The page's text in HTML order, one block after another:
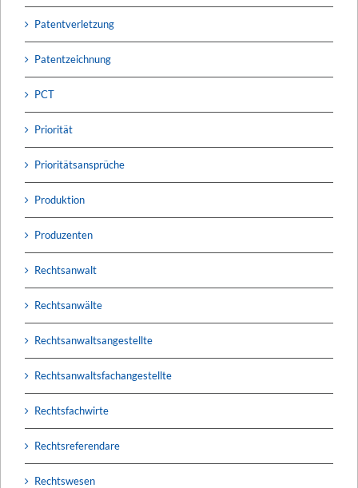
Patentverletzung
Patentzeichnung
PCT
Priorität
Prioritätsansprüche
Produktion
Produzenten
Rechtsanwalt
Rechtsanwälte
Rechtsanwaltsangestellte
Rechtsanwaltsfachangestellte
Rechtsfachwirte
Rechtsreferendare
Rechtswesen